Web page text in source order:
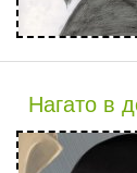
Нагато в